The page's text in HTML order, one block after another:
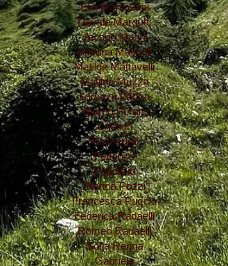
Elia Mantovani
Davide Margutti
Jacopo Marini
Arianna Mascoli
Matilde Mattavelli
Matilda Muzza
Lorenzo Panno
Marco Perani
Cristian
Pischedda
Federico
Popolizio
Bianca Pozzi
Francesca Puccio
Federica Radaelli
Romeo Radaelli
Sofia Renna
Gabriele